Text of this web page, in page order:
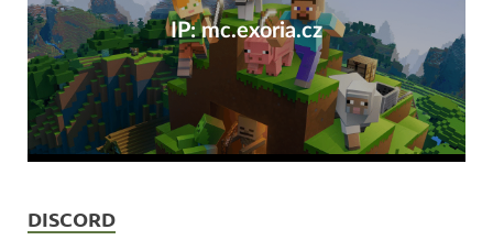
IP: mc.exoria.cz
DISCORD